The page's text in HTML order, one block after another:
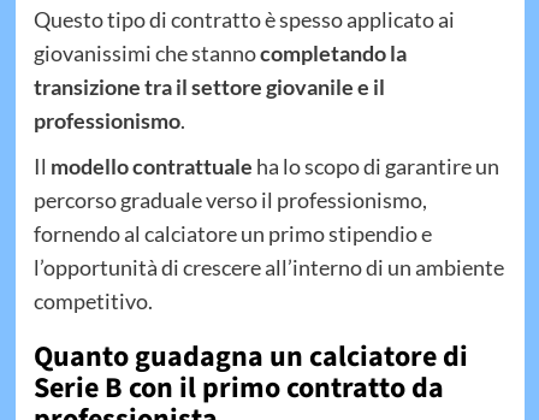
Questo tipo di contratto è spesso applicato ai
giovanissimi che stannocompletando la
transizione tra il settore giovanile e il
professionismo.
Il modello contrattuale ha lo scopo di garantire un
percorso graduale verso il professionismo,
fornendo al calciatore un primo stipendio e
l’opportunità di crescere all’interno di un ambiente
competitivo.
Quanto guadagna un calciatore di
Serie B con il primo contratto da